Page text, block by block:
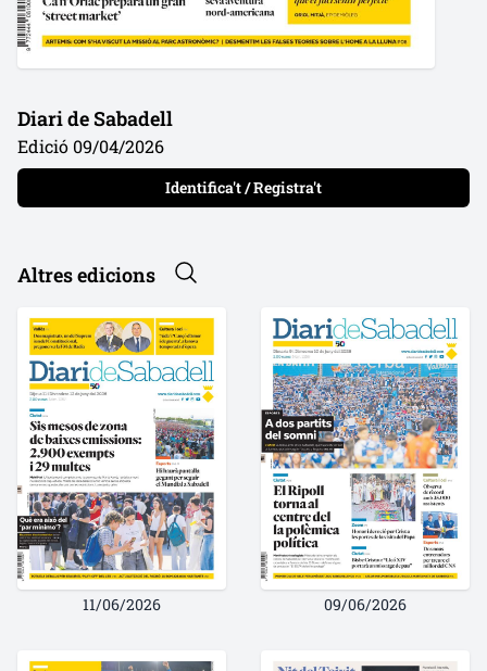
Diari de Sabadell
Edició 09/04/2026
Identifica't / Registra't
Altres edicions
11/06/2026 09/06/2026